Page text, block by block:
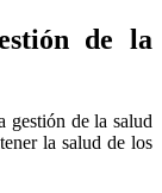
de la
gestión de la salud
la salud de los